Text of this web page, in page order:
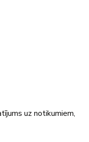
uz notikumiem,